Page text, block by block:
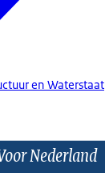
en Waterstaat
Nederland